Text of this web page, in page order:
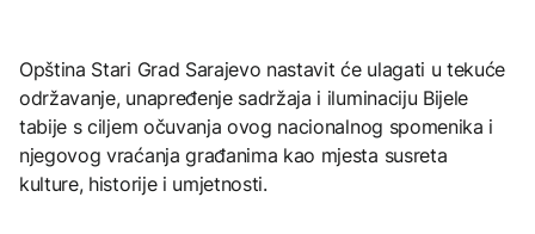
Opština Stari Grad Sarajevo nastavit će ulagati u tekuće
održavanje, unapređenje sadržaja i iluminaciju Bijele
tabije s ciljem očuvanja ovog nacionalnog spomenika i
njegovog vraćanja građanima kao mjesta susreta
kulture, historije i umjetnosti.